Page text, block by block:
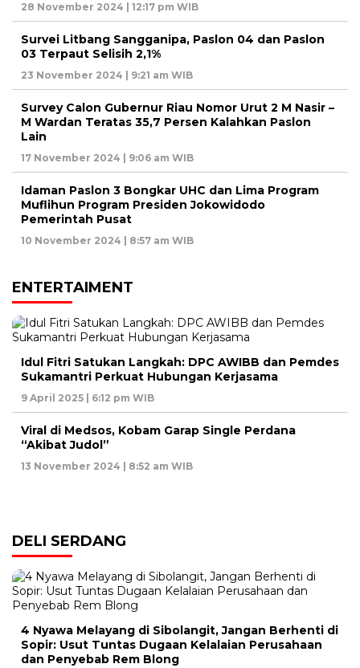
28 November 2024 | 12:17 pm WIB
Survei Litbang Sangganipa, Paslon 04 dan Paslon
03 Terpaut Selisih 2,1%
23 November 2024 | 9:21 am WIB
Survey Calon Gubernur Riau Nomor Urut 2 M Nasir –
M Wardan Teratas 35,7 Persen Kalahkan Paslon
Lain
17 November 2024 | 9:06 am WIB
Idaman Paslon 3 Bongkar UHC dan Lima Program
Muflihun Program Presiden Jokowidodo
Pemerintah Pusat
10 November 2024 | 8:57 am WIB
ENTERTAIMENT
Idul Fitri Satukan Langkah: DPC AWIBB dan Pemdes
Sukamantri Perkuat Hubungan Kerjasama
9 April 2025 | 6:12 pm WIB
Viral di Medsos, Kobam Garap Single Perdana
“Akibat Judol”
13 November 2024 | 8:52 am WIB
DELI SERDANG
4 Nyawa Melayang di Sibolangit, Jangan Berhenti di
Sopir: Usut Tuntas Dugaan Kelalaian Perusahaan
dan Penyebab Rem Blong